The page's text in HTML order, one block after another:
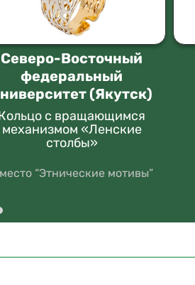
Северо-Восточный
федеральный
(Якутск)
с вращающимся
механизмом «Ленские
столбы»
“Этнические мотивы”